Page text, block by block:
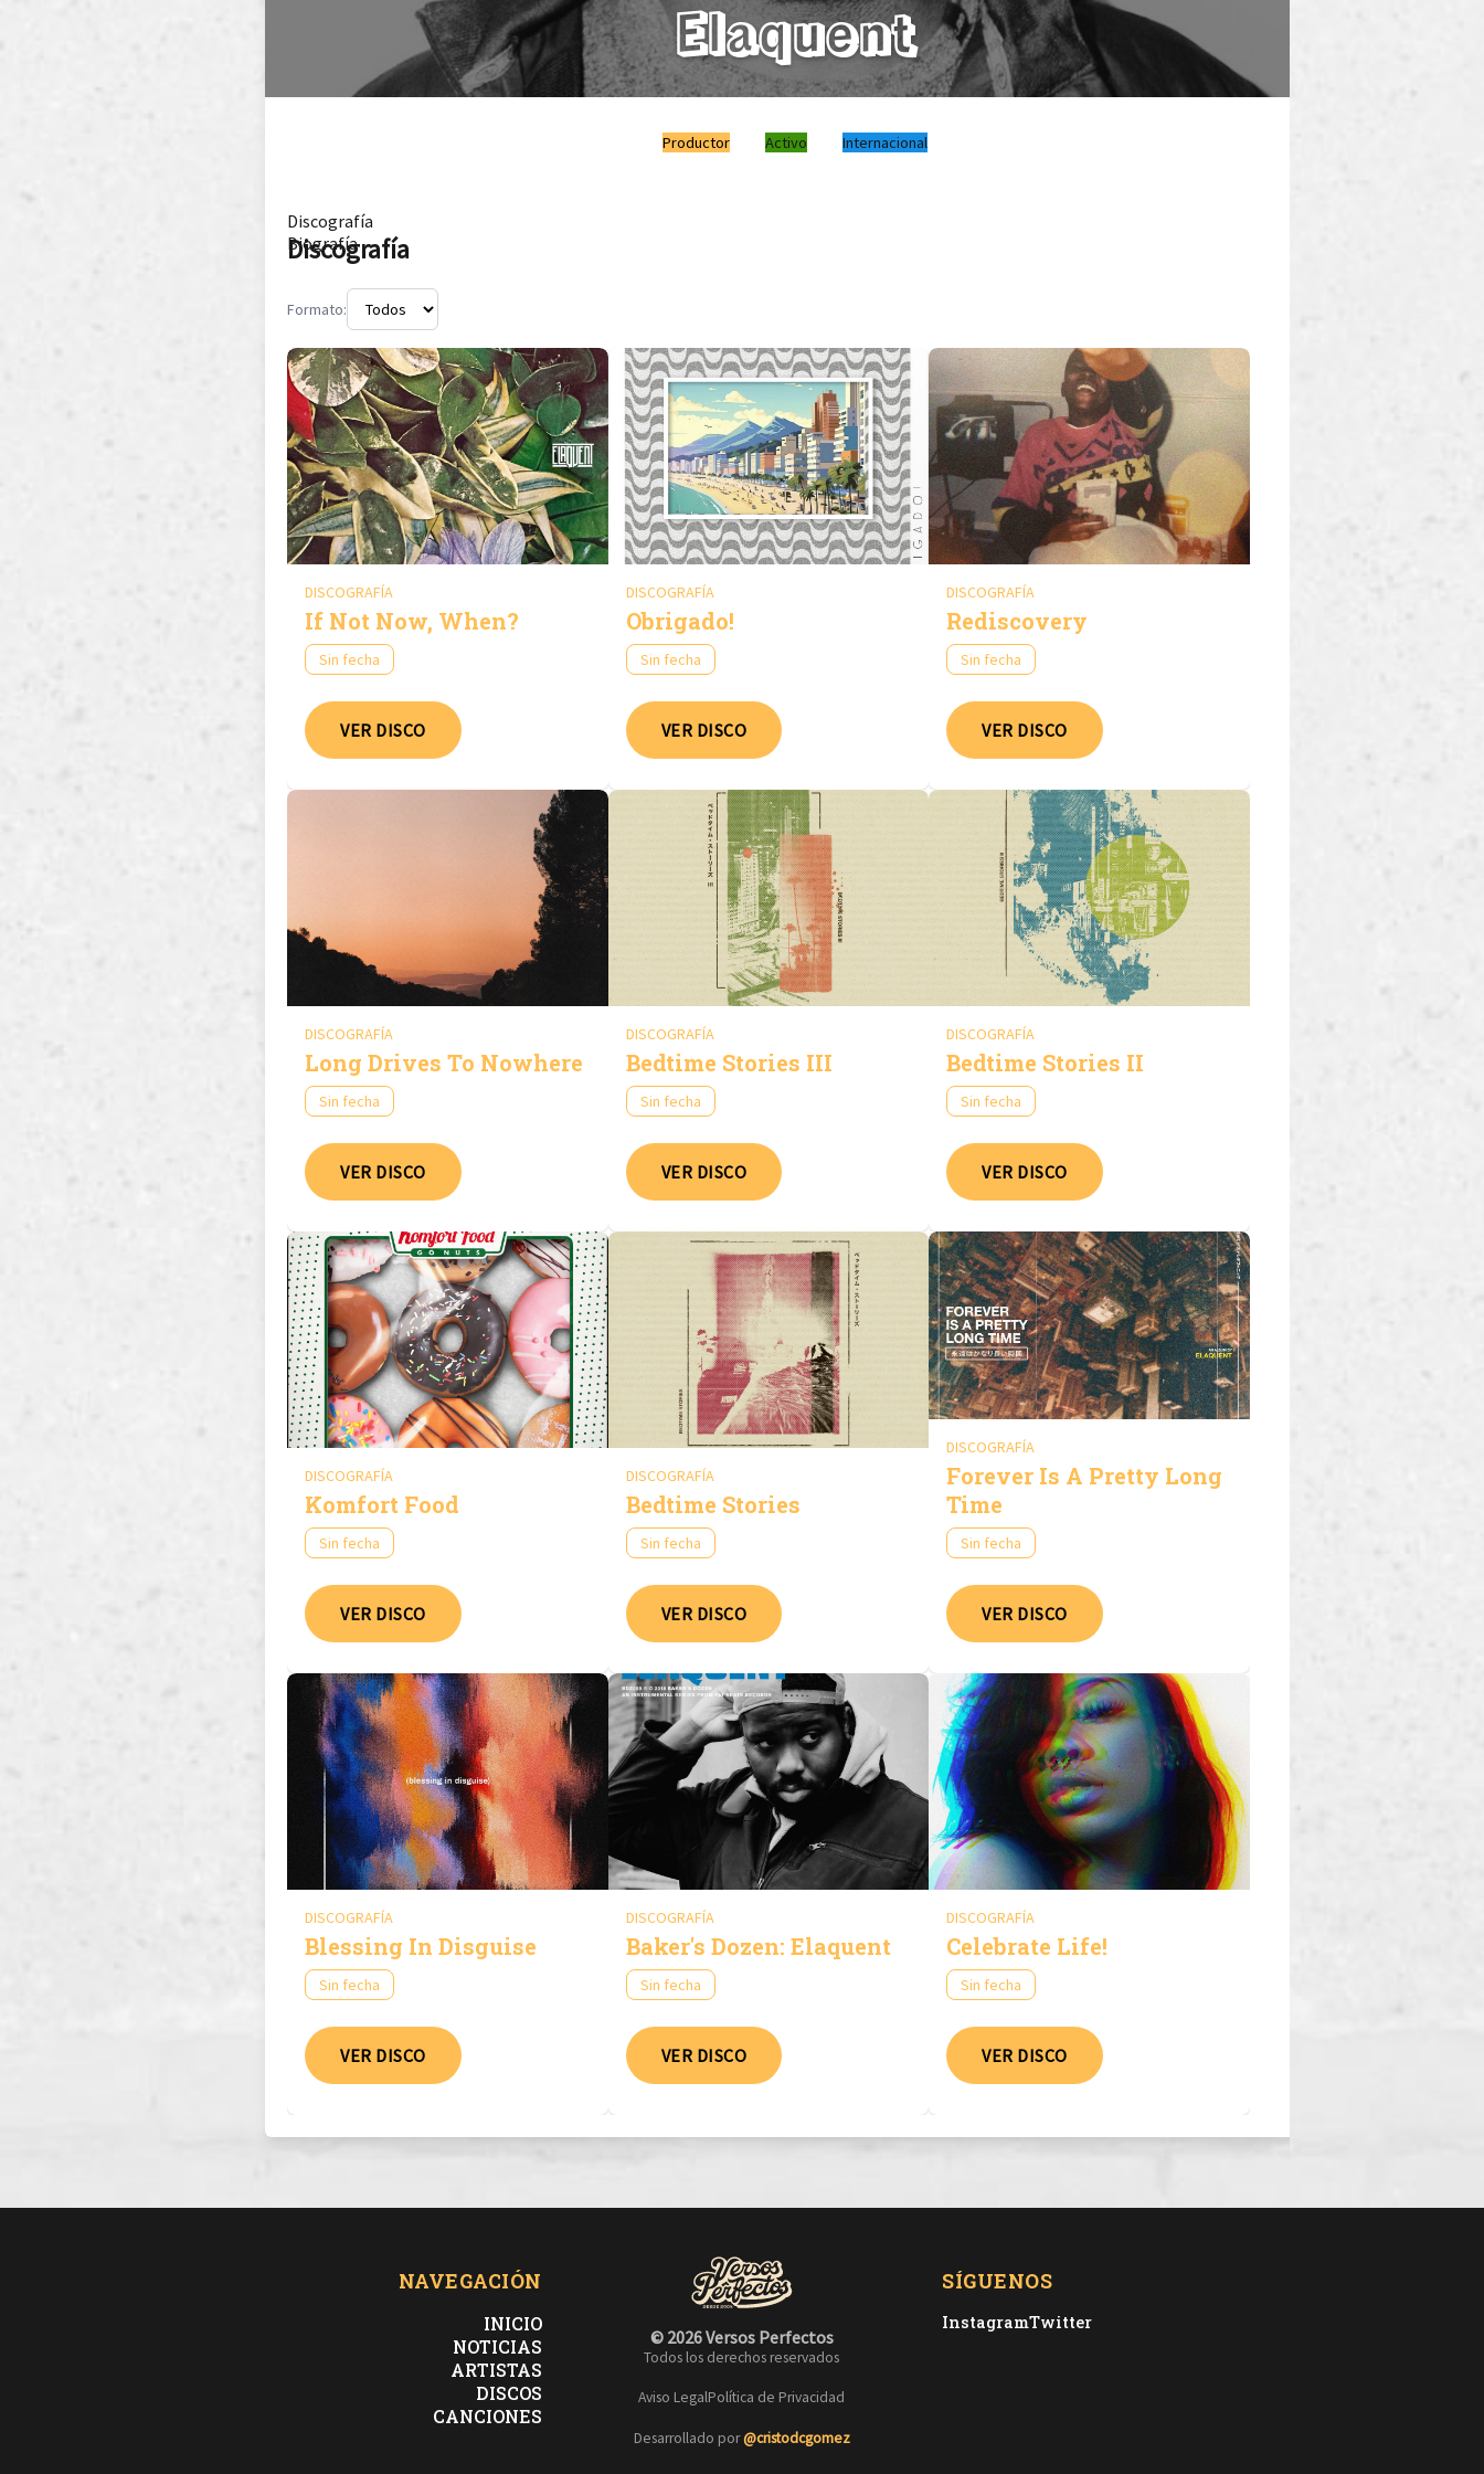
Elaquent
Productor Activo Internacional
Discografía
Biografía
Discografía
Formato:
DISCOGRAFÍA
If Not Now, When?
Sin fecha
VER DISCO
DISCOGRAFÍA
Obrigado!
Sin fecha
VER DISCO
DISCOGRAFÍA
Rediscovery
Sin fecha
VER DISCO
DISCOGRAFÍA
Long Drives To Nowhere
Sin fecha
VER DISCO
DISCOGRAFÍA
Bedtime Stories III
Sin fecha
VER DISCO
DISCOGRAFÍA
Bedtime Stories II
Sin fecha
VER DISCO
DISCOGRAFÍA
Komfort Food
Sin fecha
VER DISCO
DISCOGRAFÍA
Bedtime Stories
Sin fecha
VER DISCO
DISCOGRAFÍA
Forever Is A Pretty Long
Time
Sin fecha
VER DISCO
DISCOGRAFÍA
Blessing In Disguise
Sin fecha
VER DISCO
DISCOGRAFÍA
Baker's Dozen: Elaquent
Sin fecha
VER DISCO
DISCOGRAFÍA
Celebrate Life!
Sin fecha
VER DISCO
NAVEGACIÓN
INICIO
NOTICIAS
ARTISTAS
DISCOS
CANCIONES
© 2026 Versos Perfectos
Todos los derechos reservados
Aviso LegalPolítica de Privacidad
Desarrollado por@cristodcgomez
SÍGUENOS
InstagramTwitter